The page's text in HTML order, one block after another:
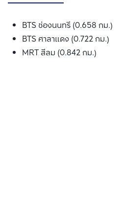
BTS ช่องนนทรี (0.658 กม.)
BTS ศาลาแดง (0.722 กม.)
MRT สีลม (0.842 กม.)